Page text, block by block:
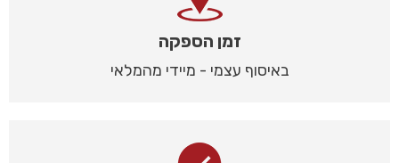
זמן הספקה
באיסוף עצמי - מיידי מהמלאי